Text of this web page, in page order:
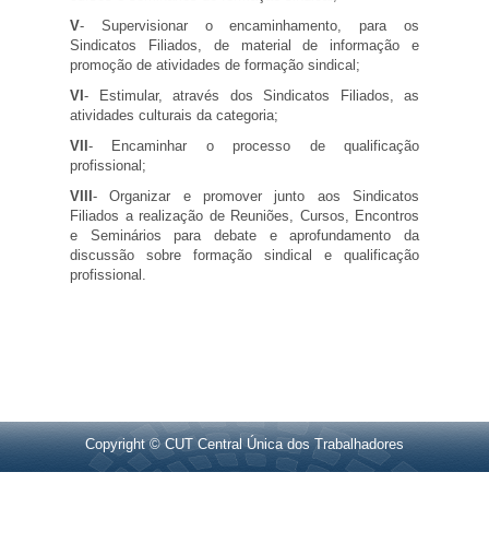
V- Supervisionar o encaminhamento, para os
Sindicatos Filiados, de material de informação e
promoção de atividades de formação sindical;
VI - Estimular, através dos Sindicatos Filiados, as
atividades culturais da categoria;
VII - Encaminhar o processo de qualificação
profissional;
VIII - Organizar e promover junto aos Sindicatos
Filiados a realização de Reuniões, Cursos, Encontros
e Seminários para debate e aprofundamento da
discussão sobre formação sindical e qualificação
profissional.
Copyright © CUT Central Única dos Trabalhadores